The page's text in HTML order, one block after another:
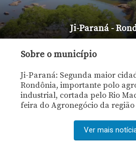
Ji-Paraná -
Sobre o município
Ji-Paraná: Segunda maior
Rondônia, importante polo
industrial, cortada pelo Rio
feira do Agronegócio da
Ver mais